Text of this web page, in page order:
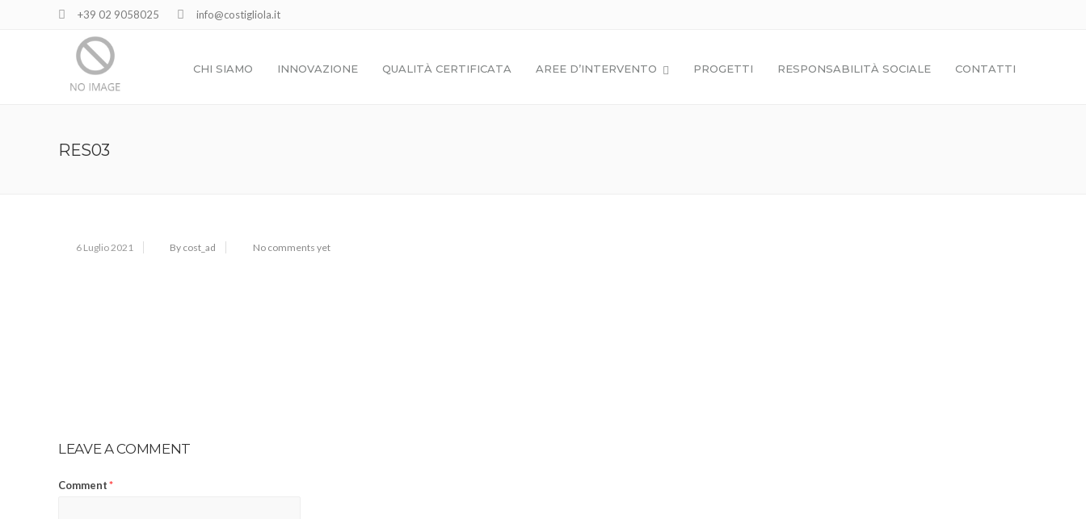
info@costigliola.it
+39 02 9058025
CHI SIAMO INNOVAZIONE QUALITÀ CERTIFICATA AREE D’INTERVENTO PROGETTI RESPONSABILITÀ SOCIALE CONTATTI
RES03
6 Luglio 2021 By cost_ad No comments yet
LEAVE A COMMENT
Comment*